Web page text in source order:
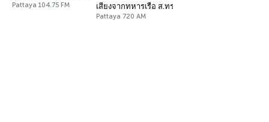
Pattaya 104.75 FM เสียงจากทหารเรือ ส.ทร.5 - Voice of Navy AM
Pattaya 720 AM